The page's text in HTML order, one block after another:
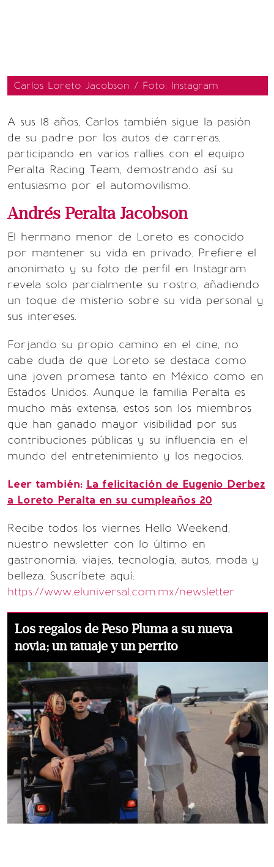
Carlos Loreto Jacobson / Foto: Instagram
A sus 18 años, Carlos también sigue la pasión
de su padre por los autos de carreras,
participando en varios rallies con el equipo
Peralta Racing Team, demostrando así su
entusiasmo por el automovilismo.
Andrés Peralta Jacobson
El hermano menor de Loreto es conocido
por mantener su vida en privado. Prefiere el
anonimato y su foto de perfil en Instagram
revela solo parcialmente su rostro, añadiendo
un toque de misterio sobre su vida personal y
sus intereses.
Forjando su propio camino en el cine, no
cabe duda de que Loreto se destaca como
una joven promesa tanto en México como en
Estados Unidos. Aunque la familia Peralta es
mucho más extensa, estos son los miembros
que han ganado mayor visibilidad por sus
contribuciones públicas y su influencia en el
mundo del entretenimiento y los negocios.
Leer también: La felicitación de Eugenio Derbez
a Loreto Peralta en su cumpleaños 20
Recibe todos los viernes Hello Weekend,
nuestro newsletter con lo último en
gastronomía, viajes, tecnología, autos, moda y
belleza. Suscríbete aquí:
https://www.eluniversal.com.mx/newsletter
Los regalos de Peso Pluma a su nueva
novia; un tatuaje y un perrito